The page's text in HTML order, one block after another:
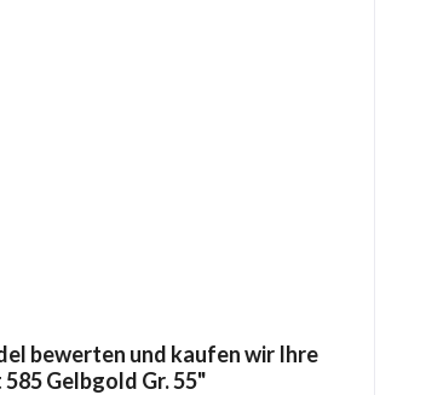
bewerten und kaufen wir Ihre
Gelbgold Gr. 55"